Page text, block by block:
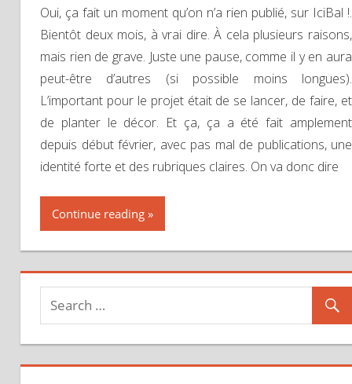
Oui, ça fait un moment qu’on n’a rien publié, sur IciBal !.
Bientôt deux mois, à vrai dire. À cela plusieurs raisons,
mais rien de grave. Juste une pause, comme il y en aura
peut-être d’autres (si possible moins longues).
L’important pour le projet était de se lancer, de faire, et
de planter le décor. Et ça, ça a été fait amplement
depuis début février, avec pas mal de publications, une
identité forte et des rubriques claires. On va donc dire
Continue reading